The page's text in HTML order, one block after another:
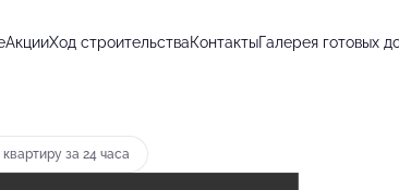
АкцииХод строительстваКонтактыГалерея готовых
11 106 руб.
за 24 часа